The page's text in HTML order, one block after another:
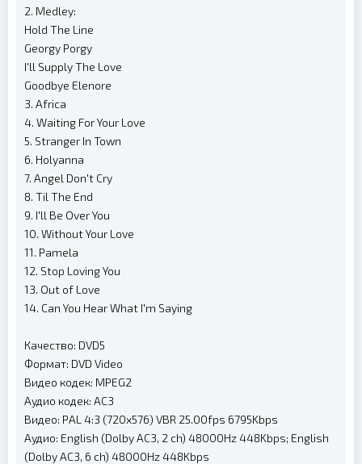
2. Medley:
Hold The Line
Georgy Porgy
I'll Supply The Love
Goodbye Elenore
3. Africa
4. Waiting For Your Love
5. Stranger In Town
6. Holyanna
7. Angel Don't Cry
8. Til The End
9. I'll Be Over You
10. Without Your Love
11. Pamela
12. Stop Loving You
13. Out of Love
14. Can You Hear What I'm Saying
Качество: DVD5
Формат: DVD Video
Видео кодек: MPEG2
Аудио кодек: AC3
Видео: PAL 4:3 (720x576) VBR 25.00fps 6795Kbps
Аудио: English (Dolby AC3, 2 ch) 48000Hz 448Kbps; English
(Dolby AC3, 6 ch) 48000Hz 448Kbps